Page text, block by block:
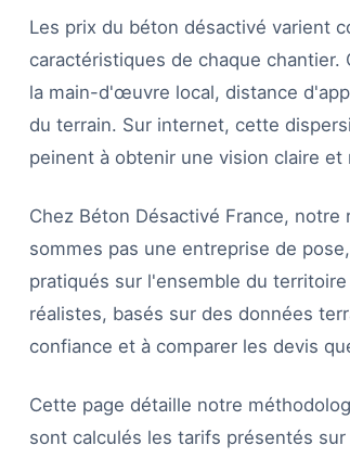
Les prix du béton désactivé varient
caractéristiques de chaque
la main-d'œuvre local, distance
du terrain. Sur internet, cette
peinent à obtenir une vision claire
Chez Béton Désactivé France,
sommes pas une entreprise de
pratiqués sur l'ensemble du
réalistes, basés sur des données
confiance et à comparer les devis
Cette page détaille notre
sont calculés les tarifs présentés